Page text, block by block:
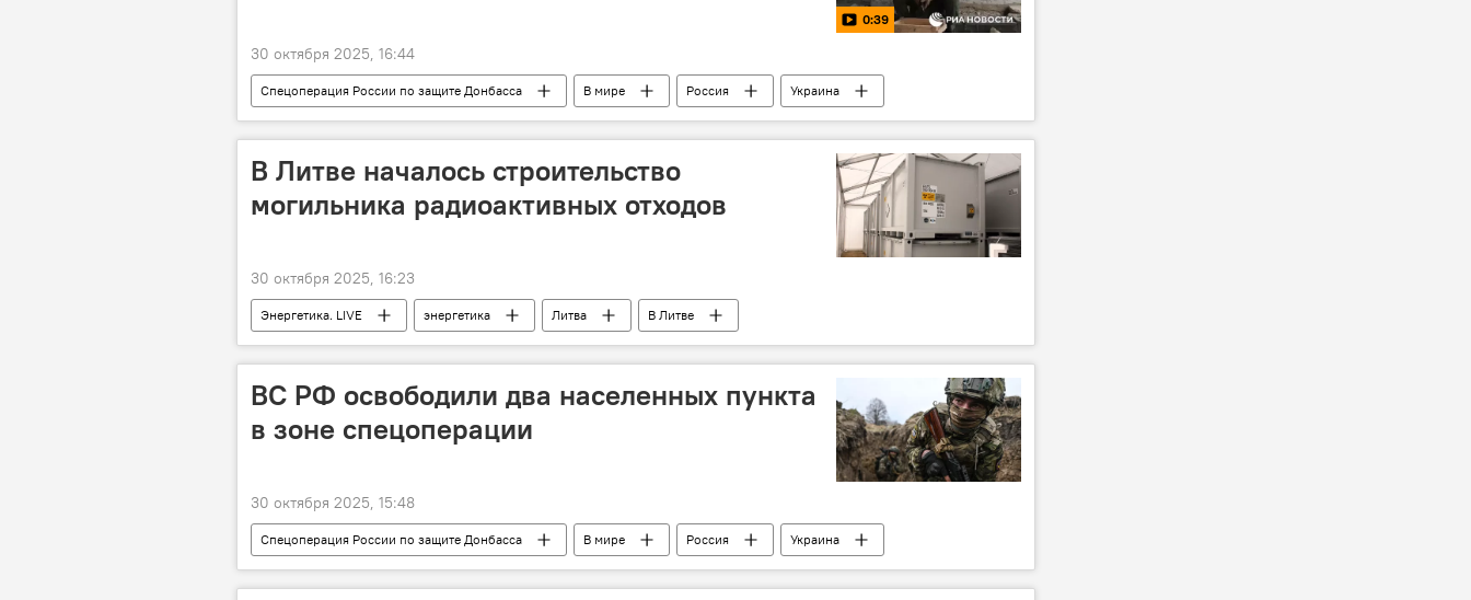
0:39
30 октября 2025, 16:44
Спецоперация России по защите Донбасса В мире Россия Украина
В Литве началось строительство
могильника радиоактивных отходов
30 октября 2025, 16:23
Энергетика. LIVE энергетика Литва
В Литве
демонтаж Игналинской АЭС
Игналинская АЭС
ВС РФ освободили два населенных пункта
в зоне спецоперации
30 октября 2025, 15:48
Спецоперация России по защите Донбасса В мире Россия
Украина
Минобороны РФ